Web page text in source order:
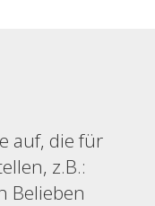
auf, die für
z.B.:
Belieben